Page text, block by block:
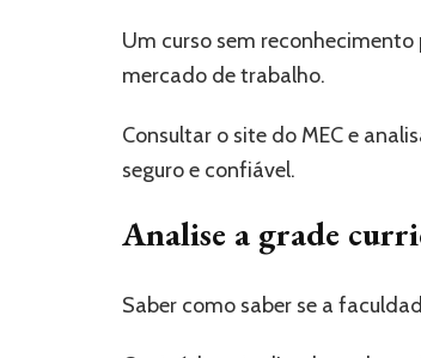
Um curso sem
mercado de trabalho.
Consultar o site do MEC e
seguro e confiável.
Analise a grade
Saber como saber se a